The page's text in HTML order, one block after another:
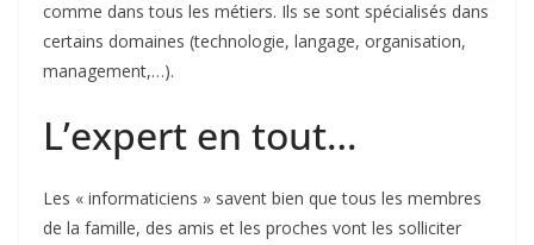
comme dans tous les métiers. Ils se sont spécialisés dans
certains domaines (technologie, langage, organisation,
management,…).
L’expert en tout…
Les « informaticiens » savent bien que tous les membres
de la famille, des amis et les proches vont les solliciter